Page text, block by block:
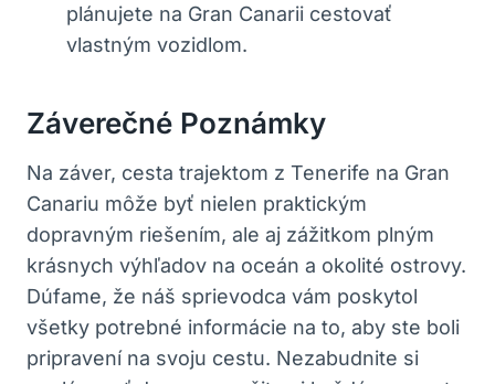
plánujete na Gran Canarii cestovať
vlastným vozidlom.
Záverečné Poznámky
Na záver, cesta trajektom z Tenerife na Gran
Canariu môže byť nielen praktickým
dopravným riešením, ale aj zážitkom plným
krásnych výhľadov na oceán a okolité ostrovy.
Dúfame, že náš sprievodca vám poskytol
všetky potrebné informácie na to, aby ste boli
pripravení na svoju cestu. Nezabudnite si